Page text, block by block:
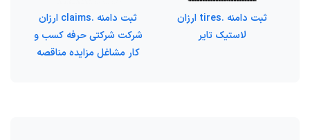
ثبت دامنه .tires ارزان
لاستیک تایر
ثبت دامنه .claims ارزان
شرکت شرکتی حرفه کسب و
کار مشاغل مزایده مناقصه